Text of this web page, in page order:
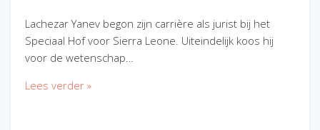
Lachezar Yanev begon zijn carrière als jurist bij het
Speciaal Hof voor Sierra Leone. Uiteindelijk koos hij
voor de wetenschap…
Lees verder »